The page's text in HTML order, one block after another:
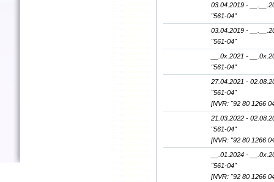
03.04.2019 -
"561-04"
03.04.2019 -
"561-04"
__.0x.2021 -
"561-04"
27.04.2021 -
"561-04"
[NVR: "92 80 1266
21.03.2022 -
"561-04"
[NVR: "92 80 1266
__.01.2024 -
"561-04"
[NVR: "92 80 1266